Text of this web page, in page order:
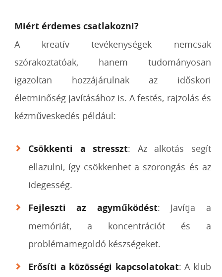
Miért érdemes csatlakozni?
A kreatív tevékenységek nemcsak
szórakoztatóak, hanem tudományosan
igazoltan hozzájárulnak az időskori
életminőség javításához is. A festés, rajzolás és
kézműveskedés például:
Csökkenti a stresszt: Az alkotás segít
ellazulni, így csökkenhet a szorongás és az
idegesség.
Fejleszti az agyműködést: Javítja a
memóriát, a koncentrációt és a
problémamegoldó készségeket.
Erősíti a közösségi kapcsolatokat: A klub